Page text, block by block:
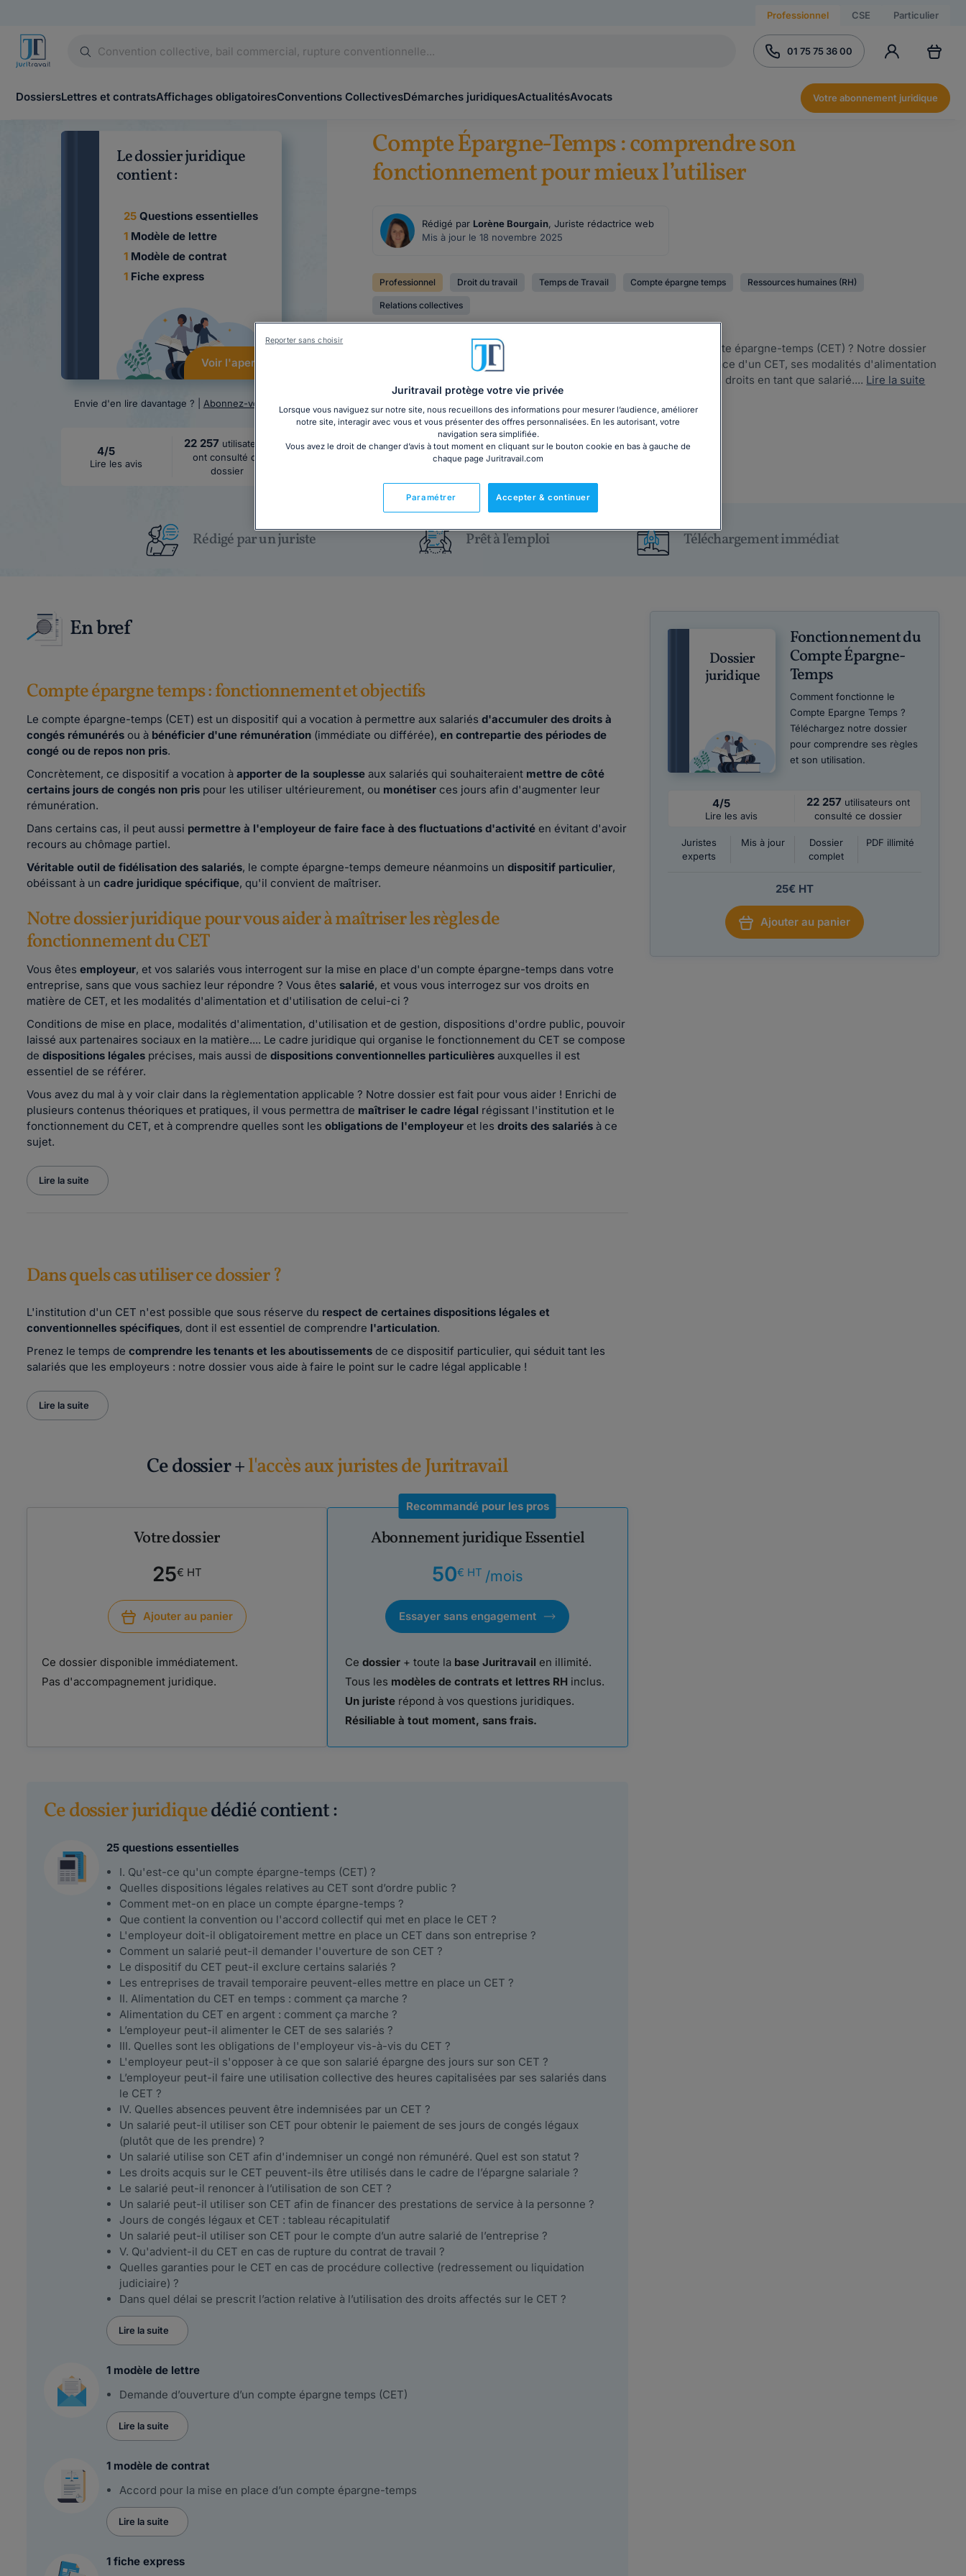
Professionnel CSE Particulier
01 75 75 36 00
DossiersLettres et contratsAffichages obligatoiresConventions CollectivesDémarches juridiquesActualitésAvocats Votre abonnement juridique
Le dossier juridique
contient :
25 Questions essentielles
1 Modèle de lettre
1 Modèle de contrat
1 Fiche express
Voir l'aperçu
Envie d'en lire davantage ? | Abonnez-vous
4/5
Lire les avis
22 257 utilisateurs
ont consulté ce
dossier
Compte Épargne-Temps : comprendre son
fonctionnement pour mieux l’utiliser
Rédigé par Lorène Bourgain, Juriste rédactrice web
Mis à jour le 18 novembre 2025
Professionnel Droit du travail Temps de Travail Compte épargne temps Ressources humaines (RH)
Relations collectives
Vous êtes salarié ou employeur, et vous vous interrogez sur le compte épargne-temps (CET) ? Notre dossier
rédigé par des juristes vous informe sur la procédure de mise en place d'un CET, ses modalités d'alimentation
et d'utilisation, ainsi que vos obligations en tant qu'employeur et vos droits en tant que salarié.... Lire la suite
25€ HT Ajouter au panier
Rédigé par un juriste Prêt à l'emploi Téléchargement immédiat
En bref
Compte épargne temps : fonctionnement et objectifs
Le compte épargne-temps (CET) est un dispositif qui a vocation à permettre aux salariés d'accumuler des droits à
congés rémunérés ou à bénéficier d'une rémunération (immédiate ou différée), en contrepartie des périodes de
congé ou de repos non pris.
Concrètement, ce dispositif a vocation à apporter de la souplesse aux salariés qui souhaiteraient mettre de côté
certains jours de congés non pris pour les utiliser ultérieurement, ou monétiser ces jours afin d'augmenter leur
rémunération.
Dans certains cas, il peut aussi permettre à l'employeur de faire face à des fluctuations d'activité en évitant d'avoir
recours au chômage partiel.
Véritable outil de fidélisation des salariés, le compte épargne-temps demeure néanmoins un dispositif particulier,
obéissant à un cadre juridique spécifique, qu'il convient de maîtriser.
Notre dossier juridique pour vous aider à maîtriser les règles de
fonctionnement du CET
Vous êtes employeur, et vos salariés vous interrogent sur la mise en place d'un compte épargne-temps dans votre
entreprise, sans que vous sachiez leur répondre ? Vous êtes salarié, et vous vous interrogez sur vos droits en
matière de CET, et les modalités d'alimentation et d'utilisation de celui-ci ?
Conditions de mise en place, modalités d'alimentation, d'utilisation et de gestion, dispositions d'ordre public, pouvoir
laissé aux partenaires sociaux en la matière.... Le cadre juridique qui organise le fonctionnement du CET se compose
de dispositions légales précises, mais aussi de dispositions conventionnelles particulières auxquelles il est
essentiel de se référer.
Vous avez du mal à y voir clair dans la règlementation applicable ? Notre dossier est fait pour vous aider ! Enrichi de
plusieurs contenus théoriques et pratiques, il vous permettra de maîtriser le cadre légal régissant l'institution et le
fonctionnement du CET, et à comprendre quelles sont les obligations de l'employeur et les droits des salariés à ce
sujet.
Lire la suite
Dans quels cas utiliser ce dossier ?
L'institution d'un CET n'est possible que sous réserve du respect de certaines dispositions légales et
conventionnelles spécifiques, dont il est essentiel de comprendre l'articulation.
Prenez le temps de comprendre les tenants et les aboutissements de ce dispositif particulier, qui séduit tant les
salariés que les employeurs : notre dossier vous aide à faire le point sur le cadre légal applicable !
Lire la suite
Ce dossier +l'accès aux juristes de Juritravail
Votre dossier
25€ HT
Ajouter au panier
Ce dossier disponible immédiatement.
Pas d'accompagnement juridique.
Recommandé pour les pros
Abonnement juridique Essentiel
50€ HT /mois
Essayer sans engagement
Cedossier + toute la base Juritravail en illimité.
Tous les modèles de contrats et lettres RH inclus.
Un juriste répond à vos questions juridiques.
Résiliable à tout moment, sans frais.
Ce dossier juridiquedédié contient :
25 questions essentielles
I. Qu'est-ce qu'un compte épargne-temps (CET) ?
Quelles dispositions légales relatives au CET sont d’ordre public ?
Comment met-on en place un compte épargne-temps ?
Que contient la convention ou l'accord collectif qui met en place le CET ?
L'employeur doit-il obligatoirement mettre en place un CET dans son entreprise ?
Comment un salarié peut-il demander l'ouverture de son CET ?
Le dispositif du CET peut-il exclure certains salariés ?
Les entreprises de travail temporaire peuvent-elles mettre en place un CET ?
II. Alimentation du CET en temps : comment ça marche ?
Alimentation du CET en argent : comment ça marche ?
L’employeur peut-il alimenter le CET de ses salariés ?
III. Quelles sont les obligations de l'employeur vis-à-vis du CET ?
L'employeur peut-il s'opposer à ce que son salarié épargne des jours sur son CET ?
L’employeur peut-il faire une utilisation collective des heures capitalisées par ses salariés dans
le CET ?
IV. Quelles absences peuvent être indemnisées par un CET ?
Un salarié peut-il utiliser son CET pour obtenir le paiement de ses jours de congés légaux
(plutôt que de les prendre) ?
Un salarié utilise son CET afin d'indemniser un congé non rémunéré. Quel est son statut ?
Les droits acquis sur le CET peuvent-ils être utilisés dans le cadre de l’épargne salariale ?
Le salarié peut-il renoncer à l’utilisation de son CET ?
Un salarié peut-il utiliser son CET afin de financer des prestations de service à la personne ?
Jours de congés légaux et CET : tableau récapitulatif
Un salarié peut-il utiliser son CET pour le compte d’un autre salarié de l’entreprise ?
V. Qu'advient-il du CET en cas de rupture du contrat de travail ?
Quelles garanties pour le CET en cas de procédure collective (redressement ou liquidation
judiciaire) ?
Dans quel délai se prescrit l’action relative à l’utilisation des droits affectés sur le CET ?
Lire la suite
1 modèle de lettre
Demande d’ouverture d’un compte épargne temps (CET)
Lire la suite
1 modèle de contrat
Accord pour la mise en place d’un compte épargne-temps
Lire la suite
1 fiche express
Dossier
juridique
Fonctionnement du
Compte Épargne-
Temps
Comment fonctionne le
Compte Epargne Temps ?
Téléchargez notre dossier
pour comprendre ses règles
et son utilisation.
4/5
Lire les avis
22 257 utilisateurs ont
consulté ce dossier
Juristes
experts
Mis à jour
Dossier
complet
PDF illimité
25€ HT
Ajouter au panier
Juritravail protège votre vie privée
Lorsque vous naviguez sur notre site, nous recueillons des informations pour mesurer l’audience, améliorer
notre site, interagir avec vous et vous présenter des offres personnalisées. En les autorisant, votre
navigation sera simplifiée.
Vous avez le droit de changer d’avis à tout moment en cliquant sur le bouton cookie en bas à gauche de
chaque page Juritravail.com
Accepter & continuer
Paramétrer
Reporter sans choisir